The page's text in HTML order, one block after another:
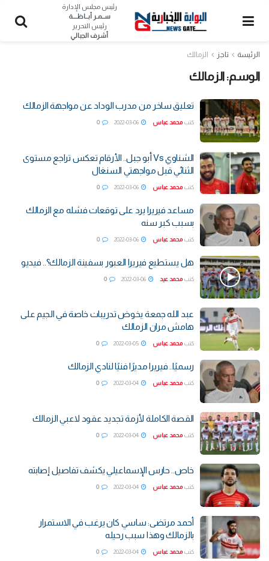
رئيس مجلس الإدارة
ســمـر أبــاظــــة
رئيس التحرير
أشرف الجبالي
الرئيسة تاجز الزمالك
الوسم: الزمالك
تعليق ساخر من مدرب الوداد عن مواجهة الزمالك
كتب محمد عباس 0
الشناوي Vs أبو جبل.. الأرقام تعكس تراجع مستوى
الثنائي قبل مواجهتي السنغال
كتب محمد عباس 0
مساعد فيريرا يرد على توقعات فشله مع الزمالك
بسبب كبر سنه
كتب محمد عباس 0
هل يستطيع فيريرا العبور بسفينة الزمالك؟.. فيديو
كتب محمد عيد 0
عبد الله جمعة يخوض تدريبات خاصة في الجيم على
هامش مران الزمالك
كتب محمد عباس 0
رسميًا.. فيريرا مديرًا فنيًا لنادي الزمالك
كتب محمد عباس 0
القصة الكاملة لأزمة تجديد عقود لاعبي الزمالك
كتب محمد عباس 0
خاص.. حارس الإسماعيلي يكشف تفاصيل إصابته
كتب محمد عباس 0
أحمد مرتضى: ساسي كان يرغب في الاستمرار
بالزمالك وهذا سبب رحيله
كتب محمد عباس 0